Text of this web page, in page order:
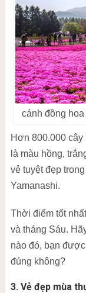
cánh đồng
Hơn 800.000
là màu hồng,
vẻ tuyệt đẹp
Yamanashi.
Thời điểm tốt
và tháng Sáu.
nào đó, bạn
đúng không?
3. Vẻ đẹp mùa